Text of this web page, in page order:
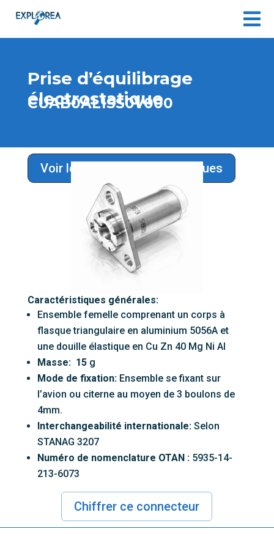

Prise d’équilibrage
électrostatique
CUAB0AL1SS0V000
Voir les solutions Aéronautiques
Caractéristiques générales:
Ensemble femelle comprenant un corps à
flasque triangulaire en aluminium 5056A et
une douille élastique en Cu Zn 40 Mg Ni AI
Masse: 15g
Mode de fixation: Ensemble se fixant sur
l’avion ou citerne au moyen de 3 boulons de
4mm.
Interchangeabilité internationale: Selon
STANAG 3207
Numéro de nomenclature OTAN : 5935-14-
213-6073
Chiffrer ce connecteur